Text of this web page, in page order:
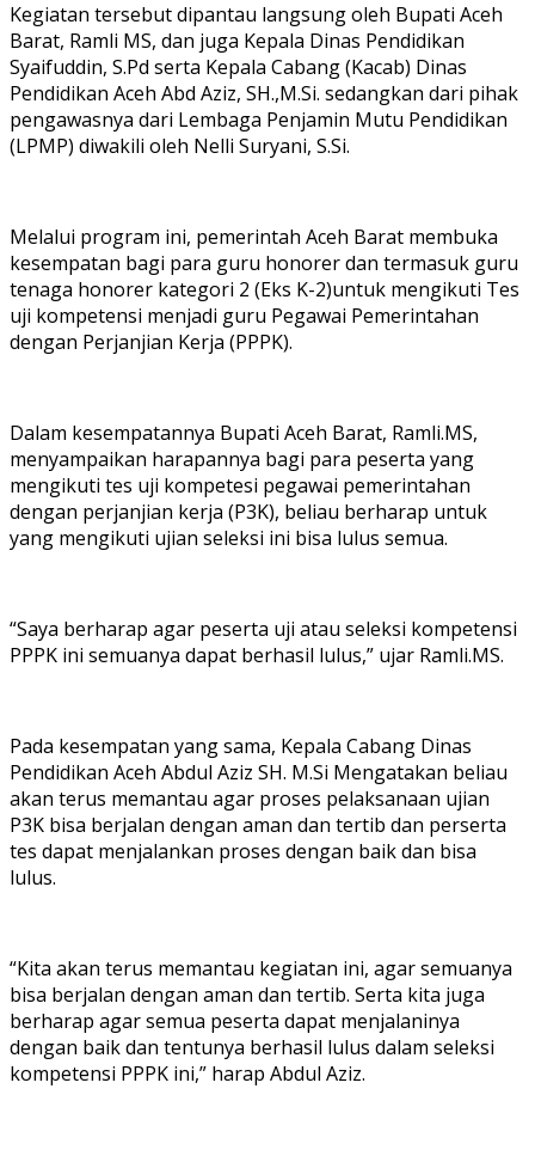
Kegiatan tersebut dipantau langsung oleh Bupati Aceh
Barat, Ramli MS, dan juga Kepala Dinas Pendidikan
Syaifuddin, S.Pd serta Kepala Cabang (Kacab) Dinas
Pendidikan Aceh Abd Aziz, SH.,M.Si. sedangkan dari pihak
pengawasnya dari Lembaga Penjamin Mutu Pendidikan
(LPMP) diwakili oleh Nelli Suryani, S.Si.
Melalui program ini, pemerintah Aceh Barat membuka
kesempatan bagi para guru honorer dan termasuk guru
tenaga honorer kategori 2 (Eks K-2)untuk mengikuti Tes
uji kompetensi menjadi guru Pegawai Pemerintahan
dengan Perjanjian Kerja (PPPK).
Dalam kesempatannya Bupati Aceh Barat, Ramli.MS,
menyampaikan harapannya bagi para peserta yang
mengikuti tes uji kompetesi pegawai pemerintahan
dengan perjanjian kerja (P3K), beliau berharap untuk
yang mengikuti ujian seleksi ini bisa lulus semua.
“Saya berharap agar peserta uji atau seleksi kompetensi
PPPK ini semuanya dapat berhasil lulus,” ujar Ramli.MS.
Pada kesempatan yang sama, Kepala Cabang Dinas
Pendidikan Aceh Abdul Aziz SH. M.Si Mengatakan beliau
akan terus memantau agar proses pelaksanaan ujian
P3K bisa berjalan dengan aman dan tertib dan perserta
tes dapat menjalankan proses dengan baik dan bisa
lulus.
“Kita akan terus memantau kegiatan ini, agar semuanya
bisa berjalan dengan aman dan tertib. Serta kita juga
berharap agar semua peserta dapat menjalaninya
dengan baik dan tentunya berhasil lulus dalam seleksi
kompetensi PPPK ini,” harap Abdul Aziz.